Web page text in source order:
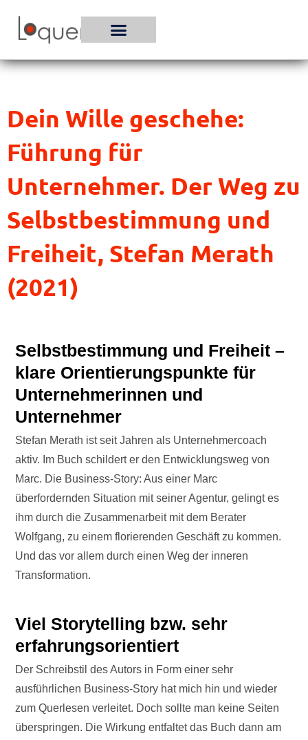
Inhalt
Dein Wille geschehe:
Führung für
Unternehmer. Der Weg zu
Selbstbestimmung und
Freiheit, Stefan Merath
(2021)
Selbstbestimmung und Freiheit –
klare Orientierungspunkte für
Unternehmerinnen und
Unternehmer
Stefan Merath ist seit Jahren als Unternehmercoach
aktiv. Im Buch schildert er den Entwicklungsweg von
Marc. Die Business-Story: Aus einer Marc
überfordernden Situation mit seiner Agentur, gelingt es
ihm durch die Zusammenarbeit mit dem Berater
Wolfgang, zu einem florierenden Geschäft zu kommen.
Und das vor allem durch einen Weg der inneren
Transformation.
Viel Storytelling bzw. sehr
erfahrungsorientiert
Der Schreibstil des Autors in Form einer sehr
ausführlichen Business-Story hat mich hin und wieder
zum Querlesen verleitet. Doch sollte man keine Seiten
überspringen. Die Wirkung entfaltet das Buch dann am